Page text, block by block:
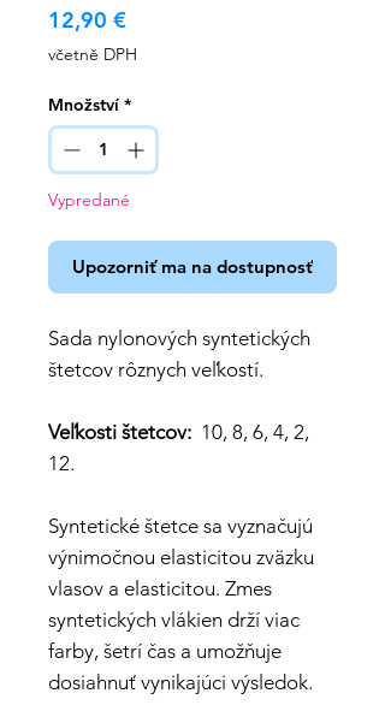
12,90 €Cena
včetně DPH
Množství *
Vypredané
Upozorniť ma na dostupnosť
Sada nylonových syntetických
štetcov rôznych veľkostí.
Veľkosti štetcov: 10, 8, 6, 4, 2,
12.
Syntetické štetce sa vyznačujú
výnimočnou elasticitou zväzku
vlasov a elasticitou. Zmes
syntetických vlákien drží viac
farby, šetrí čas a umožňuje
dosiahnuť vynikajúci výsledok.